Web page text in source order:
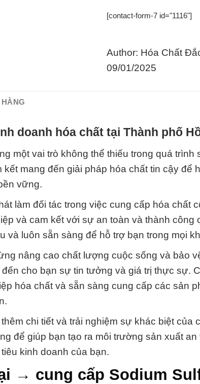
[contact-form-7 id="1116"]
Author: Hóa Chất
09/01/2025
doanh hóa chất tại Thành phố
một vai trò không thể thiếu trong quá trình
kết mang đến giải pháp hóa chất tin cậy để
vững.
làm đối tác trong việc cung cấp hóa chất
và cam kết với sự an toàn và thành công
và luôn sẵn sàng để hỗ trợ bạn trong mọi
nâng cao chất lượng cuộc sống và bảo
cho bạn sự tin tưởng và giá trị thực sự.
hóa chất và sẵn sàng cung cấp các sản
chi tiết và trải nghiệm sự khác biệt của
để giúp bạn tạo ra môi trường sản xuất
kinh doanh của bạn.
→ cung cấp Sodium